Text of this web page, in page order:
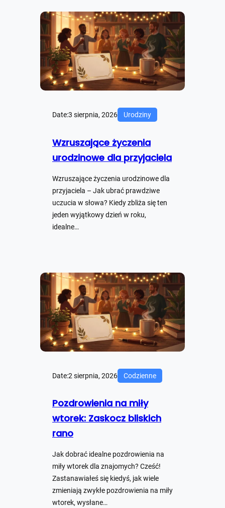
Date:3 sierpnia, 2026 Urodziny
Wzruszające życzenia
urodzinowe dla przyjaciela
Wzruszające życzenia urodzinowe dla
przyjaciela – Jak ubrać prawdziwe
uczucia w słowa? Kiedy zbliża się ten
jeden wyjątkowy dzień w roku,
idealne…
Date:2 sierpnia, 2026 Codzienne
Pozdrowienia na miły
wtorek: Zaskocz bliskich
rano
Jak dobrać idealne pozdrowienia na
miły wtorek dla znajomych? Cześć!
Zastanawiałeś się kiedyś, jak wiele
zmieniają zwykłe pozdrowienia na miły
wtorek, wysłane…